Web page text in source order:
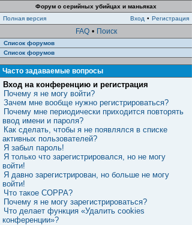
Форум о серийных убийцах и маньяках
Полная версия
Вход • Регистрация
FAQ • Поиск
Список форумов
Список форумов
Часто задаваемые вопросы
Вход на конференцию и регистрация
Почему я не могу войти?
Зачем мне вообще нужно регистрироваться?
Почему мне периодически приходится повторять
ввод имени и пароля?
Как сделать, чтобы я не появлялся в списке
активных пользователей?
Я забыл пароль!
Я только что зарегистрировался, но не могу
войти!
Я давно зарегистрирован, но больше не могу
войти!
Что такое COPPA?
Почему я не могу зарегистрироваться?
Что делает функция «Удалить cookies
конференции»?